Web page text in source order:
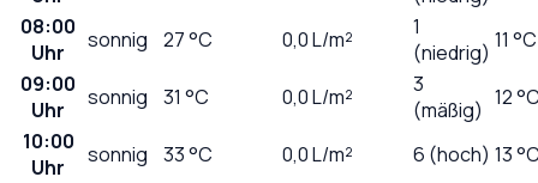
08:00
Uhr
sonnig 27°C 0,0L/m²
1
(niedrig) 11 °C
09:00
Uhr
sonnig 31 °C 0,0L/m²
3
(mäßig) 12
10:00
Uhr
sonnig 33°C 0,0L/m² 6 (hoch) 13